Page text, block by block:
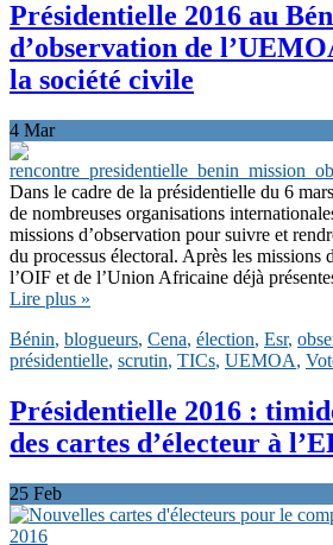
Présidentielle 2016 au
d’observation de
la société civile
4 Mar
Dans le cadre de la présidentielle du 6
de nombreuses organisations
missions d’observation pour suivre et
du processus électoral. Après les
l’OIF et de l’Union Africaine déjà
Lire plus »
Bénin, blogueurs, Cena, élection, Esr,
présidentielle, scrutin, TICs, UEMOA,
Présidentielle 2016 :
des cartes d’électeur à
25 Feb